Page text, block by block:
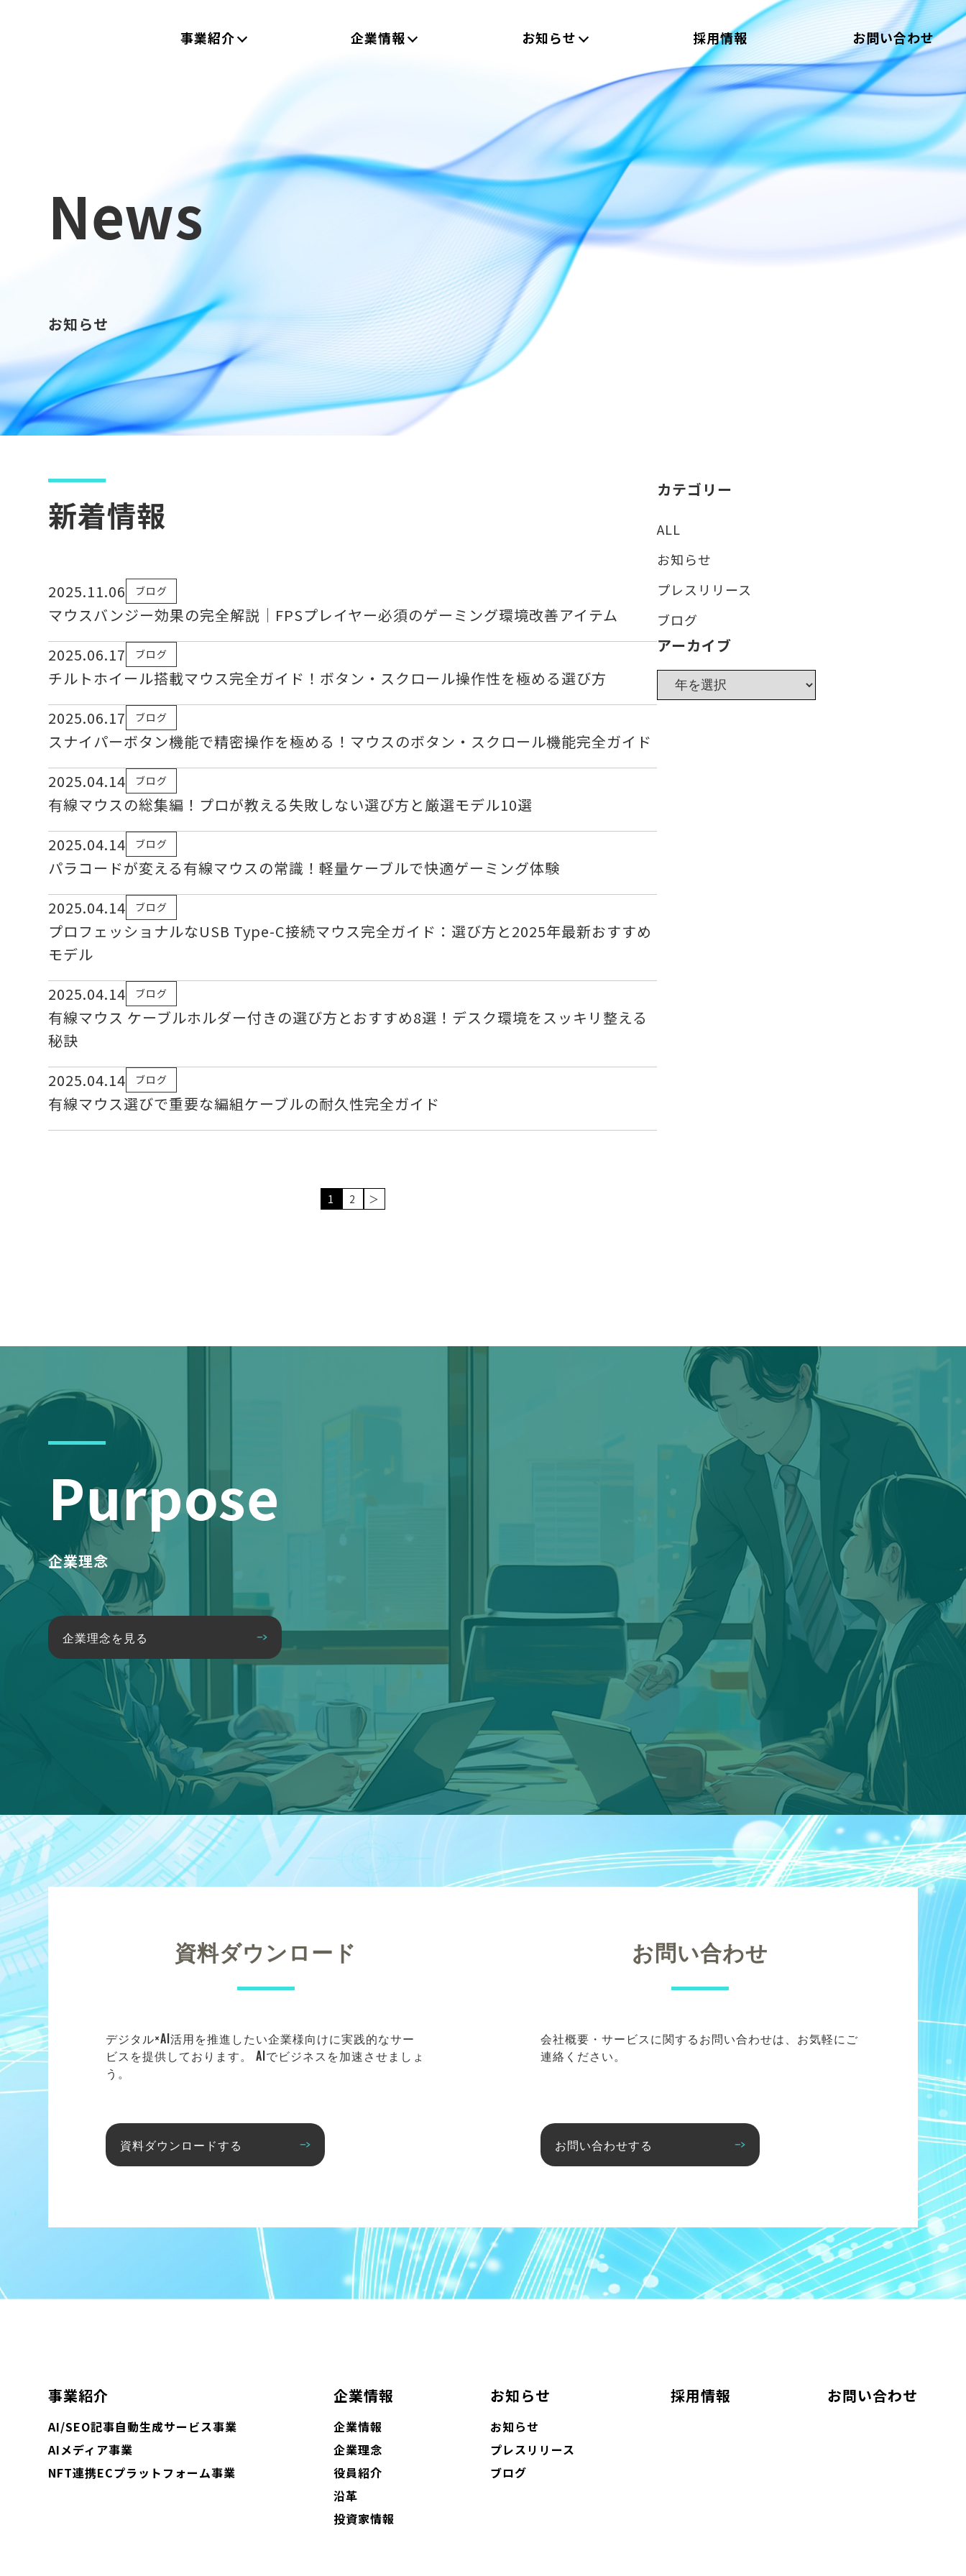
事業紹介 企業情報 お知らせ 採用情報 お問い合わせ
News
お知らせ
新着情報
2025.11.06 ブログ
マウスバンジー効果の完全解説｜FPSプレイヤー必須のゲーミング環境改善アイテム
2025.06.17
ブログ
チルトホイール搭載マウス完全ガイド！ボタン・スクロール操作性を極める選び方
2025.06.17
ブログ
スナイパーボタン機能で精密操作を極める！マウスのボタン・スクロール機能完全ガイド
2025.04.14
ブログ
有線マウスの総集編！プロが教える失敗しない選び方と厳選モデル10選
2025.04.14
ブログ
パラコードが変える有線マウスの常識！軽量ケーブルで快適ゲーミング体験
2025.04.14
ブログ
プロフェッショナルなUSB Type-C接続マウス完全ガイド：選び方と2025年最新おすすめ
モデル
2025.04.14
ブログ
有線マウス ケーブルホルダー付きの選び方とおすすめ8選！デスク環境をスッキリ整える
秘訣
2025.04.14
ブログ
有線マウス選びで重要な編組ケーブルの耐久性完全ガイド
1 2 ＞
カテゴリー
ALL
お知らせ
プレスリリース
ブログ
アーカイブ
Purpose
企業理念
企業理念を見る
資料ダウンロード
デジタル×AI活用を推進したい企業様向けに実践的なサー
ビスを提供しております。 AIでビジネスを加速させましょ
う。
資料ダウンロードする
お問い合わせ
会社概要・サービスに関するお問い合わせは、お気軽にご
連絡ください。
お問い合わせする
事業紹介
AI/SEO記事自動生成サービス事業
AIメディア事業
NFT連携ECプラットフォーム事業
企業情報
企業情報
企業理念
役員紹介
沿革
投資家情報
お知らせ
お知らせ
プレスリリース
ブログ
採用情報 お問い合わせ